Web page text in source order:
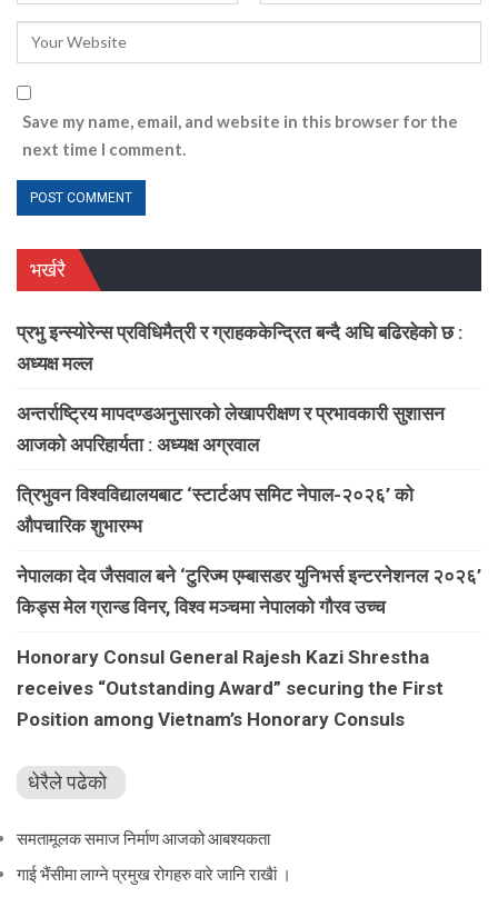
Save my name, email, and website in this browser for the
next time I comment.
भर्खरै
प्रभु इन्स्योरेन्स प्रविधिमैत्री र ग्राहककेन्द्रित बन्दै अघि बढिरहेको छ :
अध्यक्ष मल्ल
अन्तर्राष्ट्रिय मापदण्डअनुसारको लेखापरीक्षण र प्रभावकारी सुशासन
आजको अपरिहार्यता : अध्यक्ष अग्रवाल
त्रिभुवन विश्वविद्यालयबाट ‘स्टार्टअप समिट नेपाल-२०२६’ को
औपचारिक शुभारम्भ
नेपालका देव जैसवाल बने ‘टुरिज्म एम्बासडर युनिभर्स इन्टरनेशनल २०२६’
किड्स मेल ग्रान्ड विनर, विश्व मञ्चमा नेपालको गौरव उच्च
Honorary Consul General Rajesh Kazi Shrestha
receives “Outstanding Award” securing the First
Position among Vietnam’s Honorary Consuls
धेरैले पढेको
समतामूलक समाज निर्माण आजको आबश्यकता
गाई भैंसीमा लाग्ने प्रमुख रोगहरु वारे जानि राखैां ।